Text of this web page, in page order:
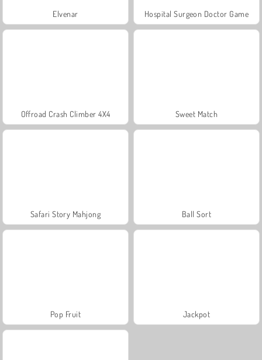
Elvenar Hospital Surgeon Doctor Game
Offroad Crash Climber 4X4 Sweet Match
Safari Story Mahjong Ball Sort
Pop Fruit Jackpot